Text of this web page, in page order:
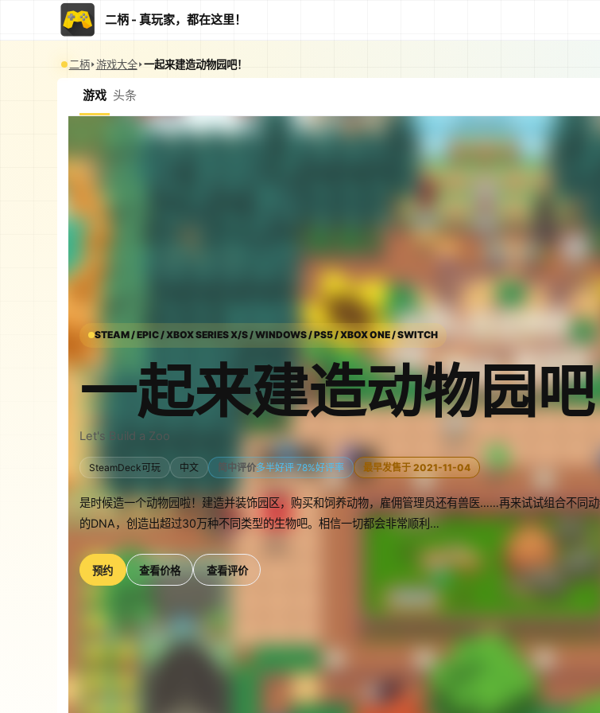
二柄 - 真玩家，都在这里！
二柄 游戏大全 一起来建造动物园吧！
游戏 头条
STEAM / EPIC / XBOX SERIES X/S / WINDOWS / PS5 / XBOX ONE / SWITCH
一起来建造动物园
Let's Build a Zoo
SteamDeck可玩 中文 简中评价多半好评 78%好评率 最早发售于 2021-11-04
是时候造一个动物园啦！建造并装饰园区，购买和饲养动物，雇佣管理员还有兽医……再来试试组合不同
的DNA，创造出超过30万种不同类型的生物吧。相信一切都会非常顺利…
预约 查看价格 查看评价